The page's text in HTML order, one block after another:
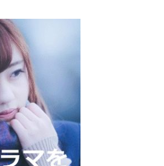
番組にも登場した愛猫が急死…イ・ソンギ
の言葉が続々 – Taka News
絵遊び！？「黒騎士～永遠の約束～」メイ
SET2特典映像より）
」女優キム・ユジョン、「健康がとても回
リムのせい!? 」 (11/26)
ョンの熱愛彼氏はあの大物俳優
しいセルフショットで近況を伝える“会いた
新ドラマ「まず熱く掃除せよ」に出演確
れた” 20180123
ゴ エンディング
15 「成均館 5話」